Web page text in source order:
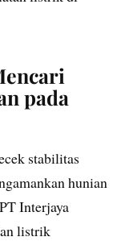
pada
stabilitas
hunian
Interjaya
listrik